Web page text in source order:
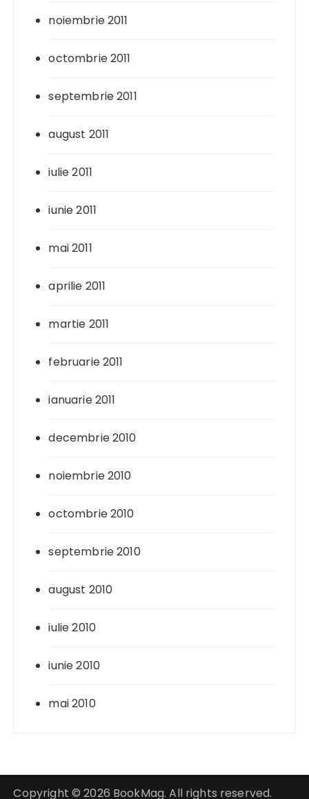
noiembrie 2011
octombrie 2011
septembrie 2011
august 2011
iulie 2011
iunie 2011
mai 2011
aprilie 2011
martie 2011
februarie 2011
ianuarie 2011
decembrie 2010
noiembrie 2010
octombrie 2010
septembrie 2010
august 2010
iulie 2010
iunie 2010
mai 2010
Copyright © 2026 BookMag. All rights reserved.